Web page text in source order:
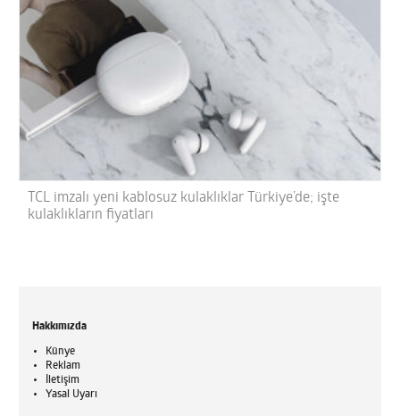
TCL imzalı yeni kablosuz kulaklıklar Türkiye’de; işte
kulaklıkların fiyatları
Hakkımızda
Künye
Reklam
İletişim
Yasal Uyarı